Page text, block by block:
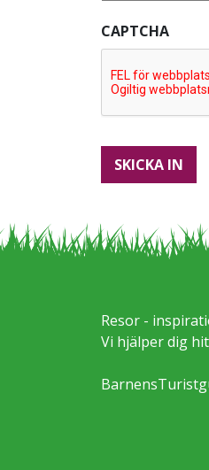
CAPTCHA
Resor -
Vi hjälper dig